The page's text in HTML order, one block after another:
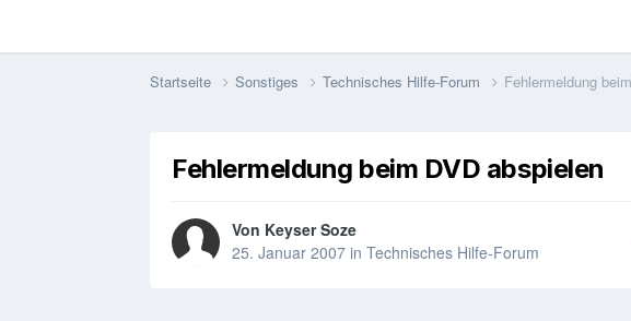
Startseite Sonstiges Technisches Hilfe-Forum Fehlermeldung
Fehlermeldung beim DVD abspielen
Von Keyser Soze
25. Januar 2007 in Technisches Hilfe-Forum